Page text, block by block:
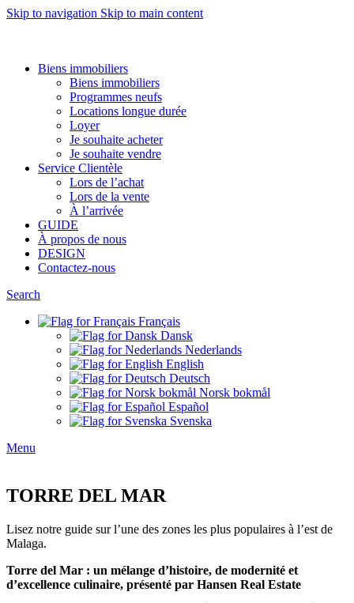
Skip to navigation Skip to main content
Biens immobiliers
Biens immobiliers
Programmes neufs
Locations longue durée
Loyer
Je souhaite acheter
Je souhaite vendre
Service Clientèle
Lors de l’achat
Lors de la vente
À l’arrivée
GUIDE
À propos de nous
DESIGN
Contactez-nous
Search
Français
Dansk
Nederlands
English
Deutsch
Norsk bokmål
Español
Svenska
Menu
TORRE DEL MAR
Lisez notre guide sur l’une des zones les plus populaires à l’est de
Malaga.
Torre del Mar : un mélange d’histoire, de modernité et
d’excellence culinaire, présenté par Hansen Real Estate